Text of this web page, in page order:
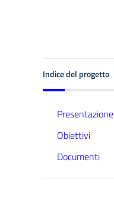
Indice del progetto
Presentazione
Obiettivi
Documenti